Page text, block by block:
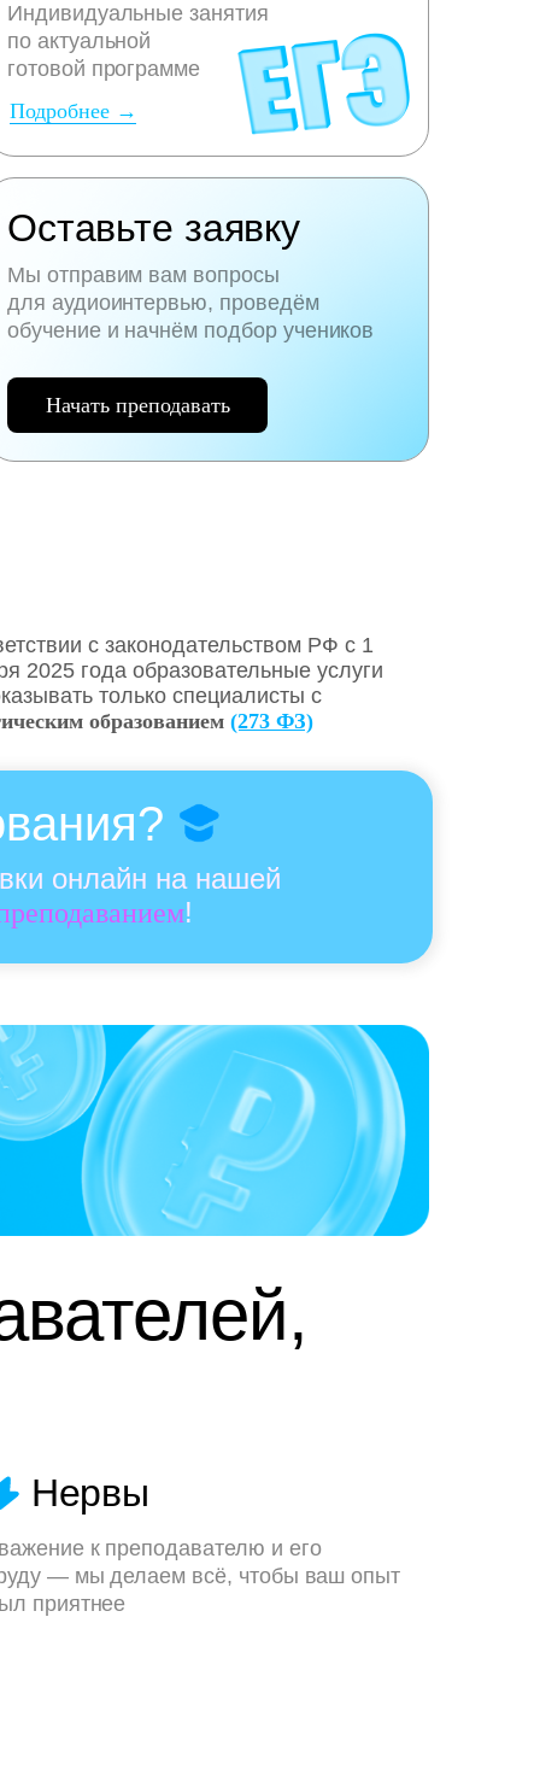
Мы отправим вам вопросы
для аудиоинтервью, проведём
обучение и начнём подбор учеников
Оставьте заявку
Подробнее →
Индивидуальные занятия
по актуальной
готовой программе
Начать преподавать
с законодательством РФ c 1
2025 года образовательные услуги
только специалисты с
образованием (273 ФЗ)
онлайн на нашей
!
Нервы
к преподавателю и его
— мы делаем всё, чтобы ваш опыт
приятнее